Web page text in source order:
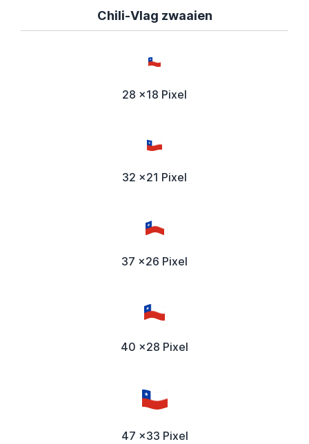
Chili-Vlag zwaaien
28 x18 Pixel
32 x21 Pixel
37 x26 Pixel
40 x28 Pixel
47 x33 Pixel